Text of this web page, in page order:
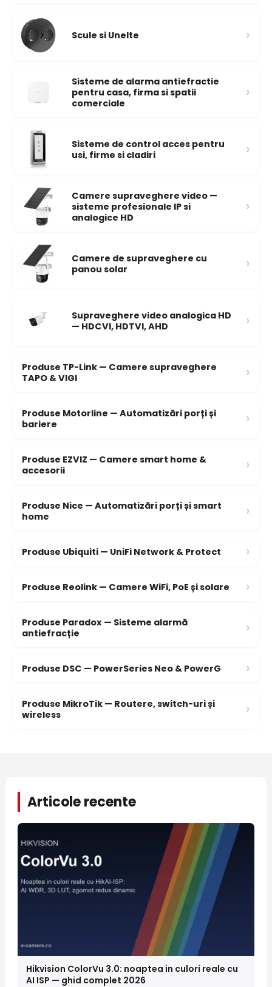
Scule si Unelte ›
Sisteme de alarma antiefractie
pentru casa, firma si spatii
comerciale
›
Sisteme de control acces pentru
usi, firme si cladiri
›
Camere supraveghere video —
sisteme profesionale IP si
analogice HD
›
Camere de supraveghere cu
panou solar
›
Supraveghere video analogica HD
— HDCVI, HDTVI, AHD
›
Produse TP-Link — Camere supraveghere
TAPO & VIGI
›
Produse Motorline — Automatizări porți și
bariere
›
Produse EZVIZ — Camere smart home &
accesorii
›
Produse Nice — Automatizări porți și smart
home
›
Produse Ubiquiti — UniFi Network & Protect ›
Produse Reolink — Camere WiFi, PoE și solare ›
Produse Paradox — Sisteme alarmă
antiefracție
›
Produse DSC — PowerSeries Neo & PowerG ›
Produse MikroTik — Routere, switch-uri și
wireless
›
Articole recente
Hikvision ColorVu 3.0: noaptea in culori reale cu
AI ISP — ghid complet 2026